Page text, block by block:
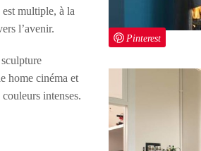
Pinterest
est multiple, à la
l’avenir.
home cinéma et
intenses.